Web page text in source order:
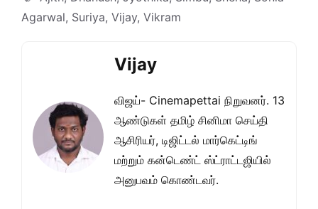
Agarwal, Suriya, Vijay, Vikram
Vijay
விஜய்- Cinemapettai நிறுவனர். 13
ஆண்டுகள் தமிழ் சினிமா செய்தி
ஆசிரியர், டிஜிட்டல் மார்கெட்டிங்
மற்றும் கன்டெண்ட் ஸ்ட்ராட்டஜியில்
அனுபவம் கொண்டவர்.